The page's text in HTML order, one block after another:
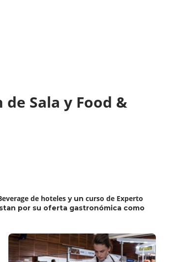
Sala y Food &
de hoteles y un curso de Experto
por su oferta gastronómica como